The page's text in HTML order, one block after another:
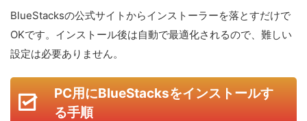
BlueStacksの公式サイトからインストーラーを落とすだけで
OKです。インストール後は自動で最適化されるので、難しい
設定は必要ありません。
PC用にBlueStacksをインストールす
る手順